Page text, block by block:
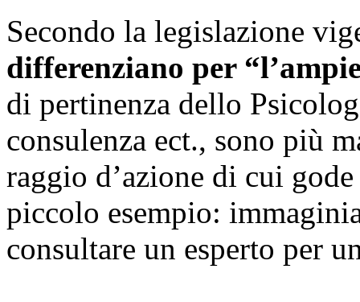
Secondo la legislazione
differenziano per
di pertinenza dello
consulenza ect., sono più
raggio d’azione di cui
piccolo esempio:
consultare un esperto per